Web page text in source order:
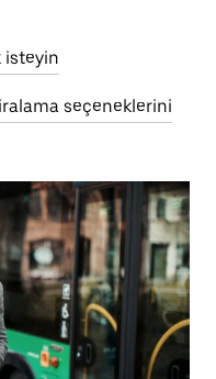
isteyin
seçeneklerini